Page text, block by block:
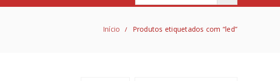
Início / Produtos etiquetados com “led”